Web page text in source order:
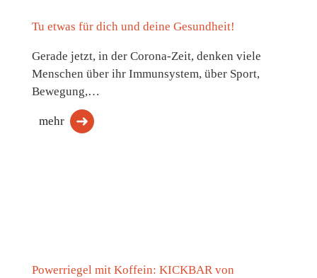
Tu etwas für dich und deine Gesundheit!
Gerade jetzt, in der Corona-Zeit, denken viele
Menschen über ihr Immunsystem, über Sport,
Bewegung,…
mehr
Powerriegel mit Koffein: KICKBAR von